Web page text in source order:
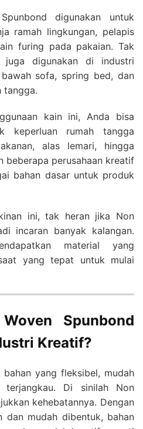
digunakan untuk
ramah lingkungan, pelapis
furing pada pakaian. Tak
digunakan di industri
sofa, spring bed, dan
tangga.
kain ini, Anda bisa
keperluan rumah tangga
alas lemari, hingga
beberapa perusahaan kreatif
bahan dasar untuk produk
ini, tak heran jika Non
incaran banyak kalangan.
material yang
yang tepat untuk mulai
Spunbond
Kreatif?
yang fleksibel, mudah
terjangkau. Di sinilah Non
kehebatannya. Dengan
dan mudah dibentuk, bahan